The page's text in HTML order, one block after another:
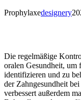
Prophylaxedesignery
Die regelmäßige
oralen Gesundheit, um
identifizieren und zu
der Zahngesundheit
verbessert außerdem